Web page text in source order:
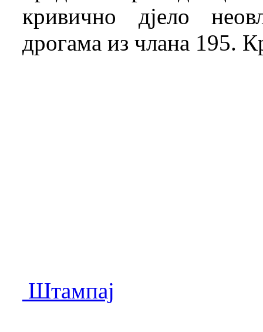
кривично дјело
дрогама из члана 195.
Штампај